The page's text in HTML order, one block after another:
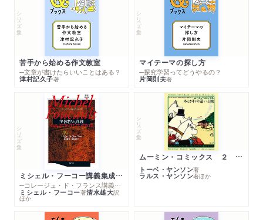
シリーズ・全集
苦手から始める作文教室
─文章が書けたらいいことはある？
津村記久子著
シリーズ・全集
マイテーマの探し方
─探究学習ってどうやるの？
片岡則夫著
シリーズ・全集
ミシェル・フーコー講義集成１０ 主体性と真理
─コレージュ・ド・フランス講義１９８０－１９８１年度
ミシェル・フーコー著清水雄大訳
ほか
シリーズ・全集
ムーミン・コミックス ２ あこがれの遠い土地
トーベ・ヤンソン著
ラルス・ヤンソン著ほか